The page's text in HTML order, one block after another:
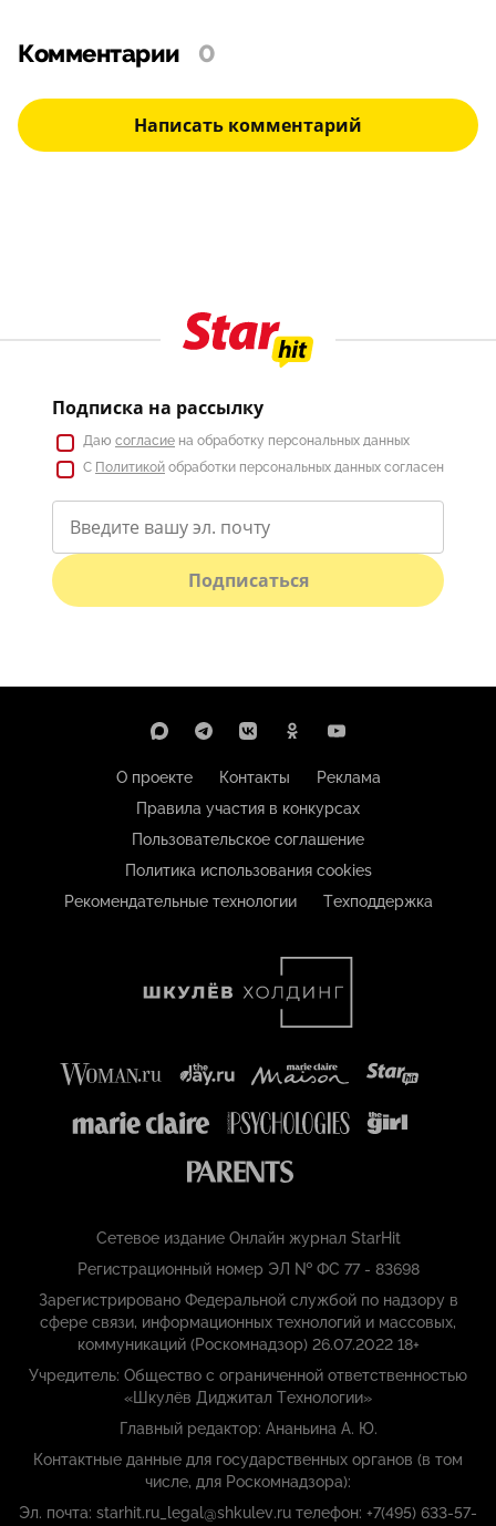
Комментарии 0
Написать комментарий
Подписка на рассылку
Даю согласие на обработку персональных данных
С Политикой обработки персональных данных согласен
Подписаться
О проекте Контакты
Реклама
Правила участия в конкурсах
Пользовательское соглашение
Политика использования cookies
Рекомендательные технологии
Техподдержка
Сетевое издание Онлайн журнал StarHit
Регистрационный номер ЭЛ № ФС 77 - 83698
Зарегистрировано Федеральной службой по надзору в
сфере связи, информационных технологий и массовых,
коммуникаций (Роскомнадзор) 26.07.2022 18+
Учредитель: Общество с ограниченной ответственностью
«Шкулёв Диджитал Технологии»
Главный редактор: Ананьина А. Ю.
Контактные данные для государственных органов (в том
числе, для Роскомнадзора):
Эл. почта: starhit.ru_legal@shkulev.ru телефон: +7(495) 633-57-